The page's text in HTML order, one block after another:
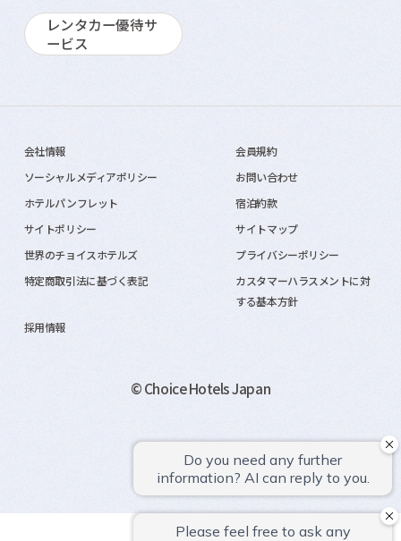
レンタカー優待サ
ービス
会社情報
会員規約
ソーシャルメディアポリシー
お問い合わせ
ホテルパンフレット
宿泊約款
サイトポリシー
サイトマップ
世界のチョイスホテルズ
プライバシーポリシー
特定商取引法に基づく表記
カスタマーハラスメントに対
する基本方針
採用情報
© Choice Hotels Japan